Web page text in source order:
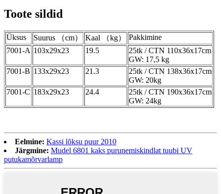
Toote sildid
Üksus Suurus （cm） Kaal （kg）
Pakkimine
7001-A 103x29x23 19.5
25tk / CTN 110x36x17cm
GW: 17,5 kg
7001-B 133x29x23 21.3
25tk / CTN 138x36x17cm
GW: 20kg
7001-C 183x29x23 24.4
25tk / CTN 190x36x17cm
GW: 24kg
Eelmine: Kassi lõksu puur 2010
Järgmine: Mudel 6801 kaks purunemiskindlat tuubi UV
putukamõrvarlamp